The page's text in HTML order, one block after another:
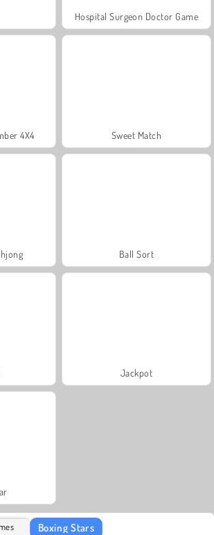
Hospital Surgeon Doctor Game
4X4 Sweet Match
Ball Sort
Jackpot
Boxing Stars